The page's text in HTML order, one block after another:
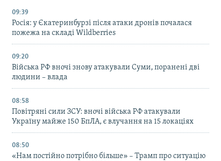
09:39
Росія: у Єкатеринбурзі після атаки дронів почалася
пожежа на складі Wildberries
09:20
Війська РФ вночі знову атакували Суми, поранені дві
людини – влада
08:58
Повітряні сили ЗСУ: вночі війська РФ атакували
Україну майже 150 БпЛА, є влучання на 15 локаціях
08:50
«Нам постійно потрібно більше» – Трамп про ситуацію